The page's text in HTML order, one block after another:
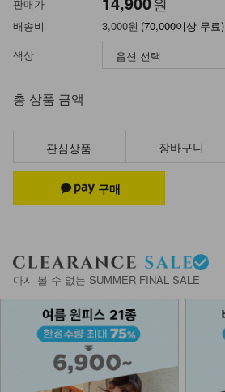
판매가
배송비 3,000원 (70,000이상 무료)
색상
총 상품 금액
관심상품 장바구니
다시 볼 수 없는 SUMMER FINAL SALE